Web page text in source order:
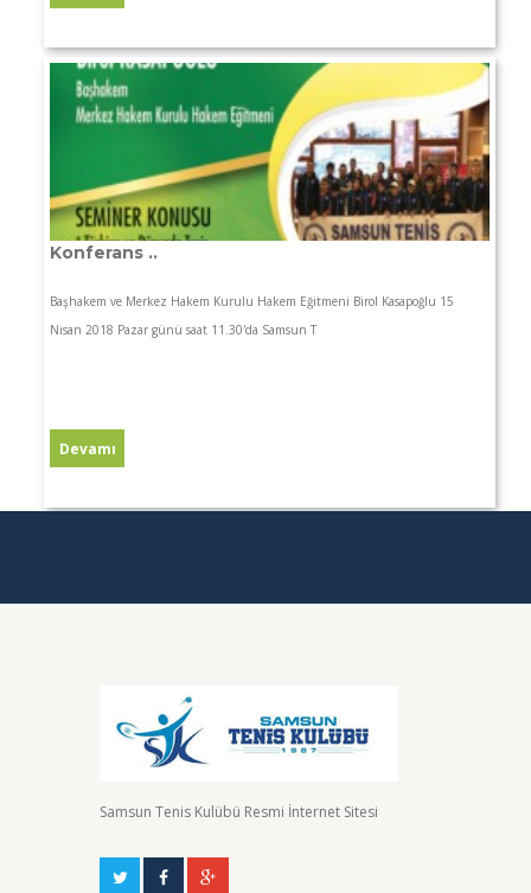
Konferans ..
Başhakem ve Merkez Hakem Kurulu Hakem Eğitmeni Birol Kasapoğlu 15
Nisan 2018 Pazar günü saat 11.30'da Samsun T
Samsun Tenis Kulübü Resmi İnternet Sitesi